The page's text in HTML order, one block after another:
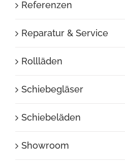
Referenzen
Reparatur & Service
Rollläden
Schiebegläser
Schiebeläden
Showroom